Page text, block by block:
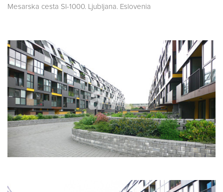
Mesarska cesta SI-1000. Ljubljana. Eslovenia